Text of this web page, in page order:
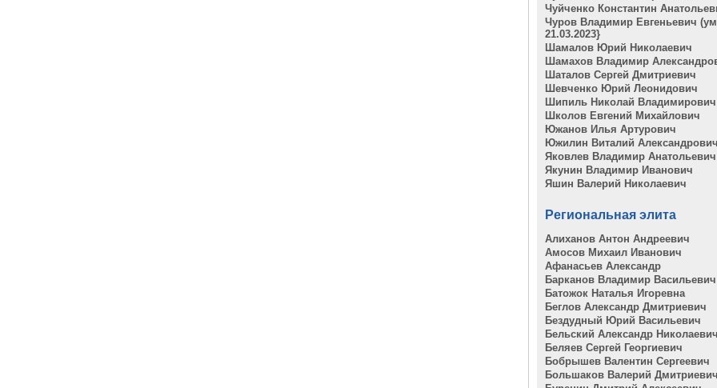
Чуйченко Константин
Чуров Владимир Евгеньевич
21.03.2023}
Шамалов Юрий Николаевич
Шамахов Владимир
Шаталов Сергей Дмитриевич
Шевченко Юрий Леонидович
Шипиль Николай Владимирович
Школов Евгений Михайлович
Южанов Илья Артурович
Южилин Виталий Александрович
Яковлев Владимир Анатольевич
Якунин Владимир Иванович
Яшин Валерий Николаевич
Региональная элита
Алиханов Антон Андреевич
Амосов Михаил Иванович
Афанасьев Александр
Барканов Владимир Васильевич
Батожок Наталья Игоревна
Беглов Александр Дмитриевич
Бездудный Юрий Васильевич
Бельский Александр Николаевич
Беляев Сергей Георгиевич
Бобрышев Валентин Сергеевич
Большаков Валерий Дмитриевич